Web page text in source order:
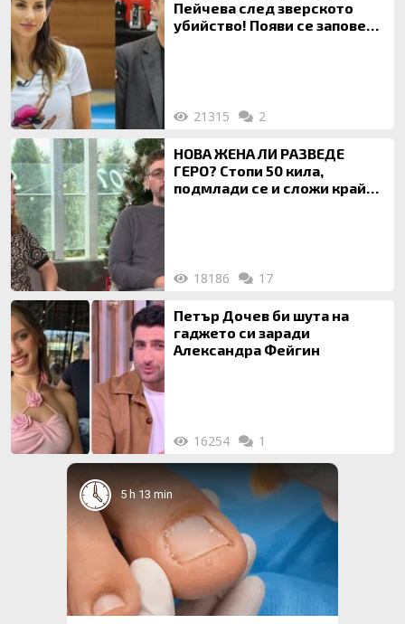
Пейчева след зверското
убийство! Появи се заповед
21315 2
НОВА ЖЕНА ЛИ РАЗВЕДЕ
ГЕРО? Стопи 50 кила,
подмлади се и сложи край
18186 17
Петър Дочев би шута на
гаджето си заради
Александра Фейгин
16254 1
5 h 13 min